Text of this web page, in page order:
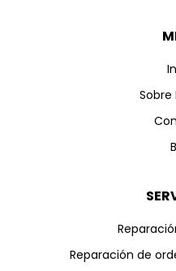
Sobre
Reparación de